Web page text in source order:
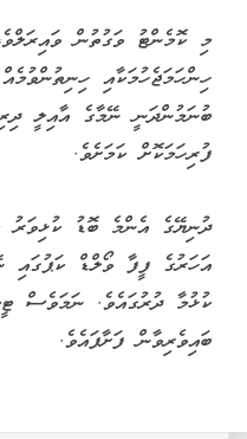
މި ކޮމެންޓު ވަގުތުން
ހިންހަމަޖެހުމަކާއި
ބުނަމުންދަނީ ނޭމާގެ އާއިލީ
ފުރިހަމަކޮށް ކަމަށެވެ.
އަހަރުގެ ފީފާ ވޯލްޑް ކަޕުގައި
ކުޅުމާ ދުރުގައެވެ. ނަމަވެސް
ބައިވެރިވާން ފަށާފައެވެ.